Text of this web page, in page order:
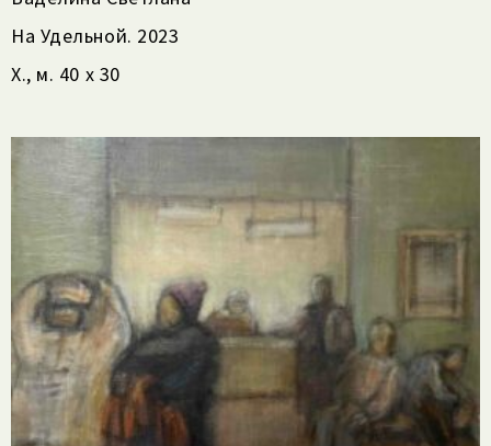
На Удельной. 2023
Х., м. 40 х 30